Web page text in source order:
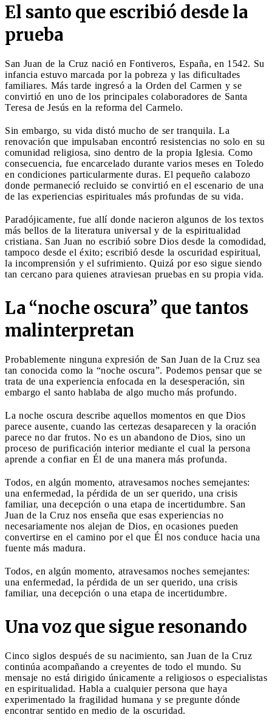
El santo que escribió desde la
prueba
San Juan de la Cruz nació en Fontiveros, España, en 1542. Su
infancia estuvo marcada por la pobreza y las dificultades
familiares. Más tarde ingresó a la Orden del Carmen y se
convirtió en uno de los principales colaboradores de Santa
Teresa de Jesús en la reforma del Carmelo.
Sin embargo, su vida distó mucho de ser tranquila. La
renovación que impulsaban encontró resistencias no solo en su
comunidad religiosa, sino dentro de la propia Iglesia. Como
consecuencia, fue encarcelado durante varios meses en Toledo
en condiciones particularmente duras. El pequeño calabozo
donde permaneció recluido se convirtió en el escenario de una
de las experiencias espirituales más profundas de su vida.
Paradójicamente, fue allí donde nacieron algunos de los textos
más bellos de la literatura universal y de la espiritualidad
cristiana. San Juan no escribió sobre Dios desde la comodidad,
tampoco desde el éxito; escribió desde la oscuridad espiritual,
la incomprensión y el sufrimiento. Quizá por eso sigue siendo
tan cercano para quienes atraviesan pruebas en su propia vida.
La “noche oscura” que tantos
malinterpretan
Probablemente ninguna expresión de San Juan de la Cruz sea
tan conocida como la “noche oscura”. Podemos pensar que se
trata de una experiencia enfocada en la desesperación, sin
embargo el santo hablaba de algo mucho más profundo.
La noche oscura describe aquellos momentos en que Dios
parece ausente, cuando las certezas desaparecen y la oración
parece no dar frutos. No es un abandono de Dios, sino un
proceso de purificación interior mediante el cual la persona
aprende a confiar en Él de una manera más profunda.
Todos, en algún momento, atravesamos noches semejantes:
una enfermedad, la pérdida de un ser querido, una crisis
familiar, una decepción o una etapa de incertidumbre. San
Juan de la Cruz nos enseña que esas experiencias no
necesariamente nos alejan de Dios, en ocasiones pueden
convertirse en el camino por el que Él nos conduce hacia una
fuente más madura.
Todos, en algún momento, atravesamos noches semejantes:
una enfermedad, la pérdida de un ser querido, una crisis
familiar, una decepción o una etapa de incertidumbre.
Una voz que sigue resonando
Cinco siglos después de su nacimiento, san Juan de la Cruz
continúa acompañando a creyentes de todo el mundo. Su
mensaje no está dirigido únicamente a religiosos o especialistas
en espiritualidad. Habla a cualquier persona que haya
experimentado la fragilidad humana y se pregunte dónde
encontrar sentido en medio de la oscuridad.